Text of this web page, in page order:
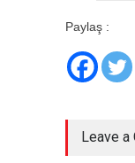
Paylaş :
Leave a